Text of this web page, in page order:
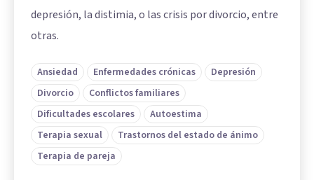
depresión, la distimia, o las crisis por divorcio, entre
otras.
Ansiedad Enfermedades crónicas
Depresión
Divorcio
Conflictos familiares
Dificultades escolares
Autoestima
Terapia sexual
Trastornos del estado de ánimo
Terapia de pareja